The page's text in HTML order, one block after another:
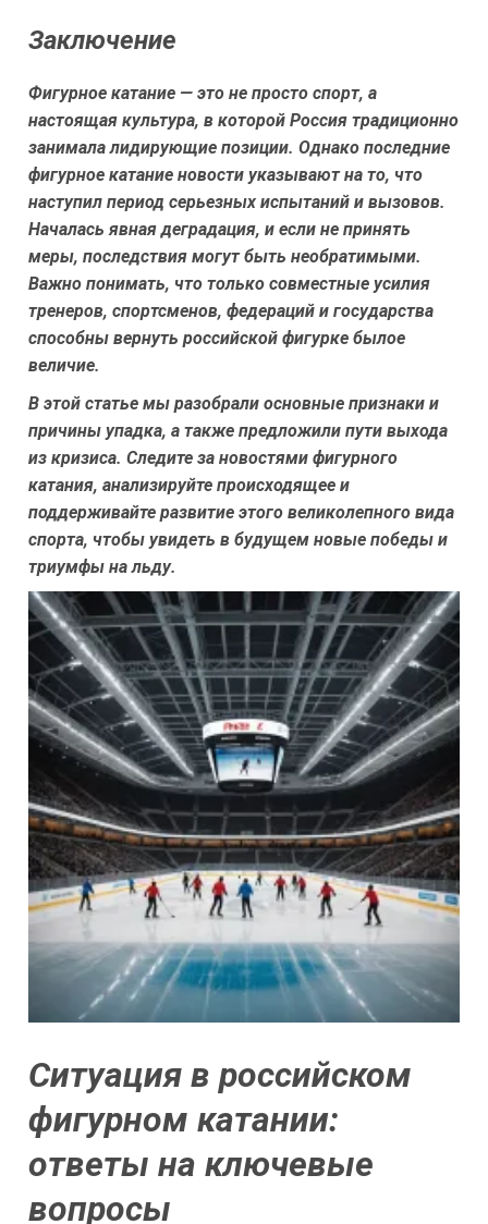
Заключение
Фигурное катание — это не просто спорт, а
настоящая культура, в которой Россия традиционно
занимала лидирующие позиции. Однако последние
фигурное катание новости указывают на то, что
наступил период серьезных испытаний и вызовов.
Началась явная деградация, и если не принять
меры, последствия могут быть необратимыми.
Важно понимать, что только совместные усилия
тренеров, спортсменов, федераций и государства
способны вернуть российской фигурке былое
величие.
В этой статье мы разобрали основные признаки и
причины упадка, а также предложили пути выхода
из кризиса. Следите за новостями фигурного
катания, анализируйте происходящее и
поддерживайте развитие этого великолепного вида
спорта, чтобы увидеть в будущем новые победы и
триумфы на льду.
Ситуация в российском
фигурном катании:
ответы на ключевые
вопросы